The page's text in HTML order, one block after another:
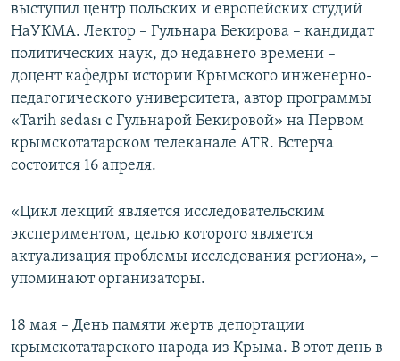
выступил центр польских и европейских студий
НаУКМА. Лектор – Гульнара Бекирова – кандидат
политических наук, до недавнего времени –
доцент кафедры истории Крымского инженерно-
педагогического университета, автор программы
«Tarih sedası с Гульнарой Бекировой» на Первом
крымскотатарском телеканале ATR. Встерча
состоится 16 апреля.
«Цикл лекций является исследовательским
экспериментом, целью которого является
актуализация проблемы исследования региона», –
упоминают организаторы.
18 мая – День памяти жертв депортации
крымскотатарского народа из Крыма. В этот день в